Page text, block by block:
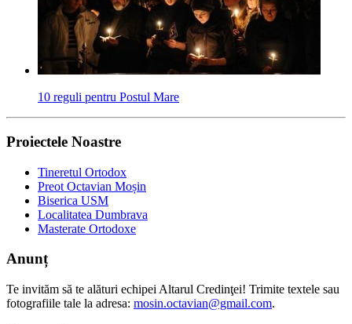
10 reguli pentru Postul Mare
Proiectele Noastre
Tineretul Ortodox
Preot Octavian Moșin
Biserica USM
Localitatea Dumbrava
Masterate Ortodoxe
Anunț
Te invităm să te alături echipei Altarul Credinţei! Trimite textele sau
fotografiile tale la adresa: mosin.octavian@gmail.com.